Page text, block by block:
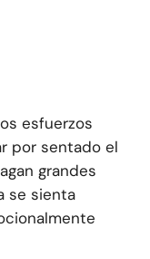
esfuerzos
por sentado el
grandes
se sienta